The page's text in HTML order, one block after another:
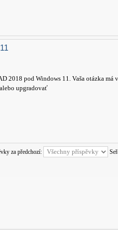
2018 pod Windows 11. Vaša otázka
upgradovať
za předchozí: